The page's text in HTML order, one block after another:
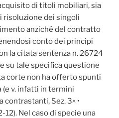
di titoli mobiliari, sia
risoluzione dei singoli
anziché del contratto
conto dei principi
la citata sentenza n. 26724
su tale specifica questione
corte non ha offerto spunti
(e v. infatti in termini
contrastanti, Sez. 3^ •
12). Nel caso di specie una